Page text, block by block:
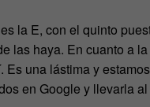
la E, con el quinto
las haya. En cuanto a
Es una lástima y
en Google y llevarla